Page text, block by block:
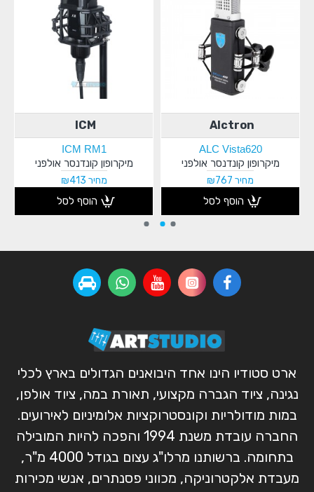
Alctron
ALC Vista620
מיקרופון קונדנסר אולפני
מחיר ₪767
הוסף לסל
ICM
ICM RM1
מיקרופון קונדנסר אולפני
מחיר ₪413
הוסף לסל
ארט סטודיו הינו אחד היבואנים הגדולים בארץ לכלי
נגינה, ציוד הגברה מקצועי, תאורת במה, ציוד אולפן,
במות מודולריות וקונסטרוקציות אלומיניום לאירועים.
החברה עובדת משנת 1994 והפכה להיות המובילה
בתחומה. ברשותנו מרלו"ג עצום בגודל 4000 מ"ר,
מעבדת אלקטרוניקה, מכווני פסנתרים, אנשי מכירות